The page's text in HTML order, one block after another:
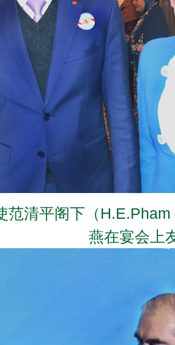
范清平阁下（
燕在宴会上